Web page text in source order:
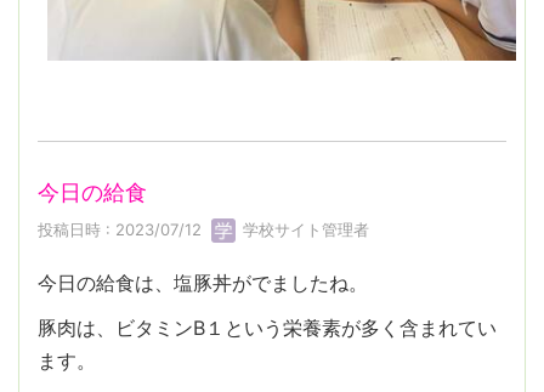
今日の給食
投稿日時 : 2023/07/12 学校サイト管理者
今日の給食は、塩豚丼がでましたね。
豚肉は、ビタミンB１という栄養素が多く含まれてい
ます。